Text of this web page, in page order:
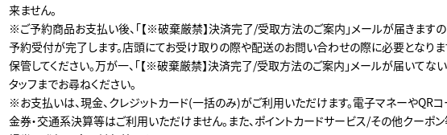
来ません。
※ご予約商品お支払い後、「【※破棄厳禁】決済完了/受取方法のご案内」メールが届きますの
予約受付が完了します。店頭にてお受け取りの際や配送のお問い合わせの際に必要となりま
保管してください。万が一、「【※破棄厳禁】決済完了/受取方法のご案内」メールが届いてな
タッフまでお尋ねください。
※お支払いは、現金、クレジットカード(一括のみ)がご利用いただけます。電子マネーやQRコ
金券・交通系決算等はご利用いただけません。また、ポイントカードサービス/その他クーポ